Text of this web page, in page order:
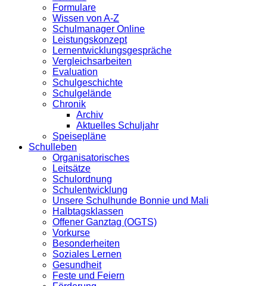
Formulare
Wissen von A-Z
Schulmanager Online
Leistungskonzept
Lernentwicklungsgespräche
Vergleichsarbeiten
Evaluation
Schulgeschichte
Schulgelände
Chronik
Archiv
Aktuelles Schuljahr
Speisepläne
Schulleben
Organisatorisches
Leitsätze
Schulordnung
Schulentwicklung
Unsere Schulhunde Bonnie und Mali
Halbtagsklassen
Offener Ganztag (OGTS)
Vorkurse
Besonderheiten
Soziales Lernen
Gesundheit
Feste und Feiern